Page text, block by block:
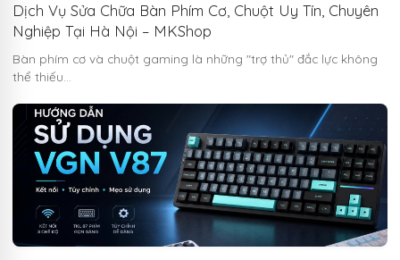
Dịch Vụ Sửa Chữa Bàn Phím Cơ, Chuột Uy Tín, Chuyên
Nghiệp Tại Hà Nội – MKShop
Bàn phím cơ và chuột gaming là những "trợ thủ" đắc lực không
thể thiếu…